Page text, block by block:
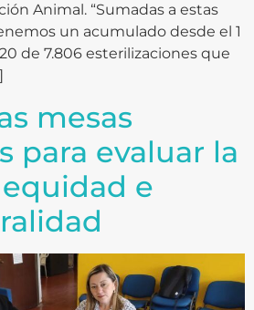
Animal. “Sumadas a estas
un acumulado desde el 1
de 7.806 esterilizaciones que
mesas
para evaluar la
e